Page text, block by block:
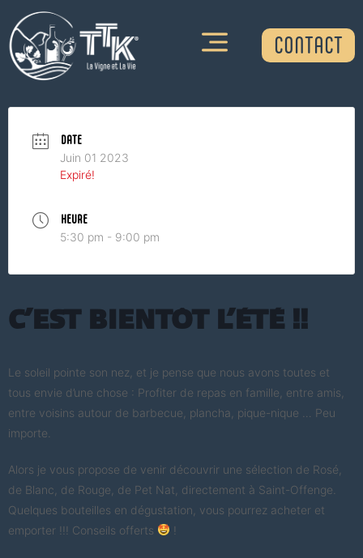
CONTACT
DATE
Juin 01 2023
Expiré!
HEURE
5:30 pm - 9:00 pm
C’est bientôt l’été !!
Le soleil pointe son nez, et je pense que nous avons toutes et
tous envie d’une chose : Profiter de repas en famille, entre amis,
entre voisins autour de barbecue, plancha, pique-nique … Peu
importe.
Alors je vous propose de venir découvrir une sélection de Rosé,
de Blanc, de Rouge, de Pet Nat, directement à Saint-Offenge.
Quelques bouteilles en dégustation, vous pourrez acheter et
emporter !!! Conseils offerts
!